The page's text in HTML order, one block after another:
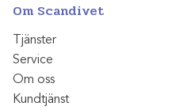
Om Scandivet
Tjänster
Service
Om oss
Kundtjänst